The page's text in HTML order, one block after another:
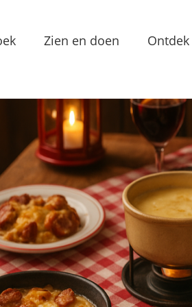
Zien en doen
Bezienswaardigheden
Eten & Drinken
Routes
Streekproducten
Vermaak
Waterrecreatie
In de